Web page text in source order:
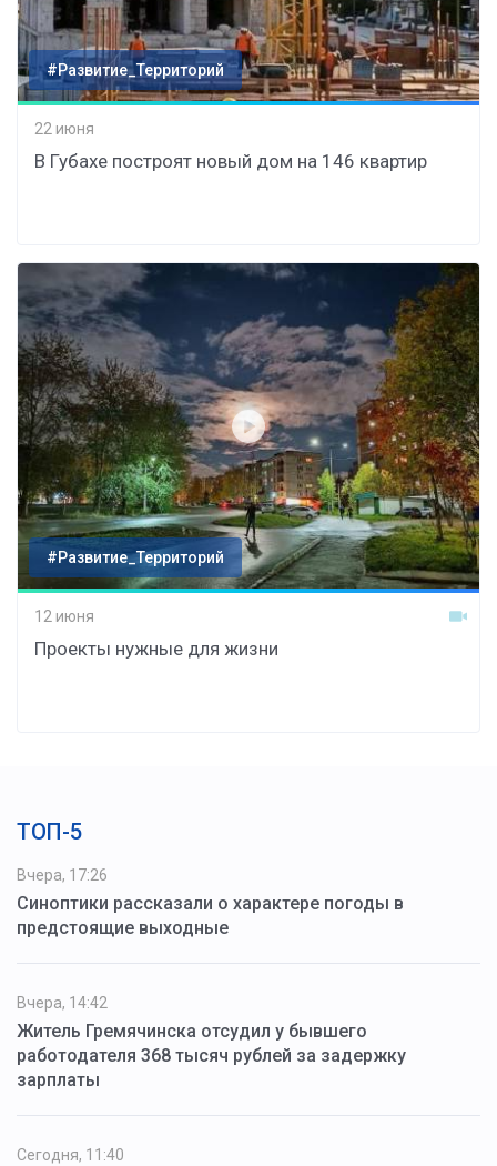
#Развитие_Территорий
22 июня
В Губахе построят новый дом на 146 квартир
#Развитие_Территорий
12 июня
Проекты нужные для жизни
ТОП-5
Вчера, 17:26
Синоптики рассказали о характере погоды в
предстоящие выходные
Вчера, 14:42
Житель Гремячинска отсудил у бывшего
работодателя 368 тысяч рублей за задержку
зарплаты
Сегодня, 11:40